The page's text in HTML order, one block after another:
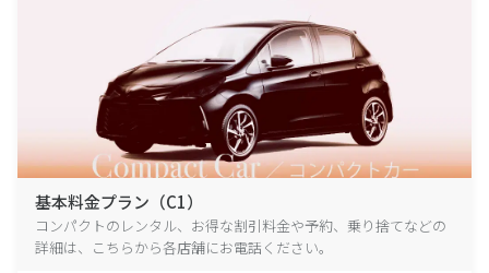
基本料金プラン（C1）
コンパクトのレンタル、お得な割引料金や予約、乗り捨てなどの
詳細は、こちらから各店舗にお電話ください。